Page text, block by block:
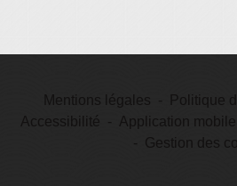
Mentions légales Politique
Accessibilité
Application mobile
Gestion des